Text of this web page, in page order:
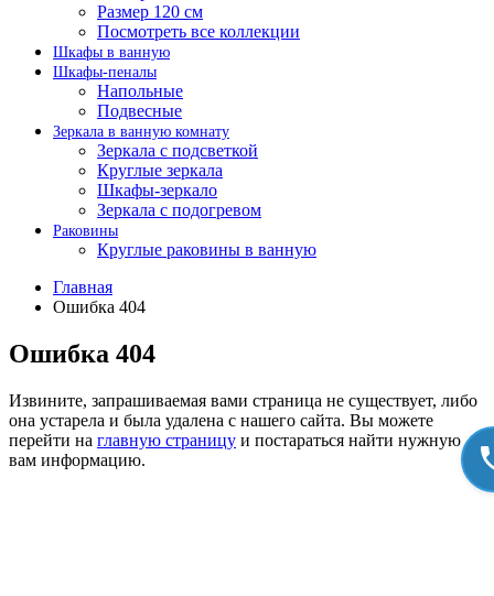
Размер 120 см
Посмотреть все коллекции
Шкафы в ванную
Шкафы-пеналы
Напольные
Подвесные
Зеркала в ванную комнату
Зеркала с подсветкой
Круглые зеркала
Шкафы-зеркало
Зеркала с подогревом
Раковины
Круглые раковины в ванную
Главная
Ошибка 404
Ошибка 404
Извините, запрашиваемая вами страница не существует, либо
она устарела и была удалена с нашего сайта. Вы можете
перейти на главную страницу и постараться найти нужную
вам информацию.